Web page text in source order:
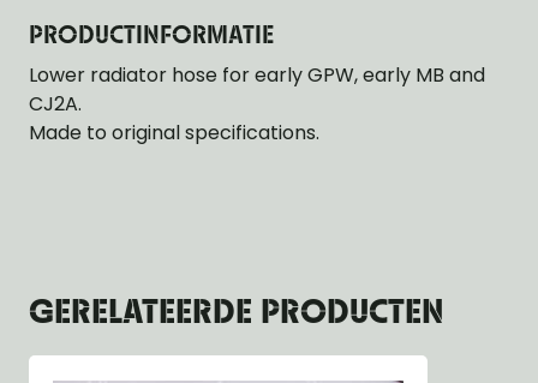
PRODUCTINFORMATIE
Lower radiator hose for early GPW, early MB and
CJ2A.
Made to original specifications.
GERELATEERDE PRODUCTEN